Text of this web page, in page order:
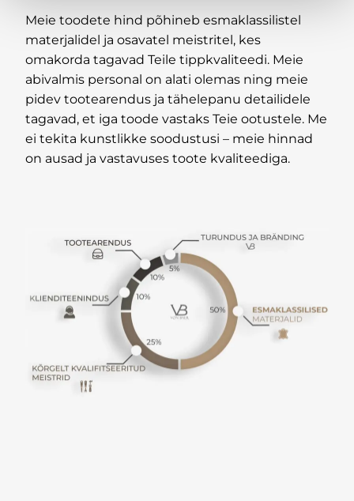
Meie toodete hind põhineb esmaklassilistel
materjalidel ja osavatel meistritel, kes
omakorda tagavad Teile tippkvaliteedi. Meie
abivalmis personal on alati olemas ning meie
pidev tootearendus ja tähelepanu detailidele
tagavad, et iga toode vastaks Teie ootustele. Me
ei tekita kunstlikke soodustusi – meie hinnad
on ausad ja vastavuses toote kvaliteediga.